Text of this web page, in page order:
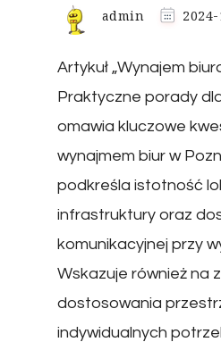
admin
Artykuł „Wynajem
Praktyczne porady
omawia kluczowe
wynajmem biur w
podkreśla istotność
infrastruktury oraz
komunikacyjnej przy
Wskazuje również na
dostosowania
indywidualnych